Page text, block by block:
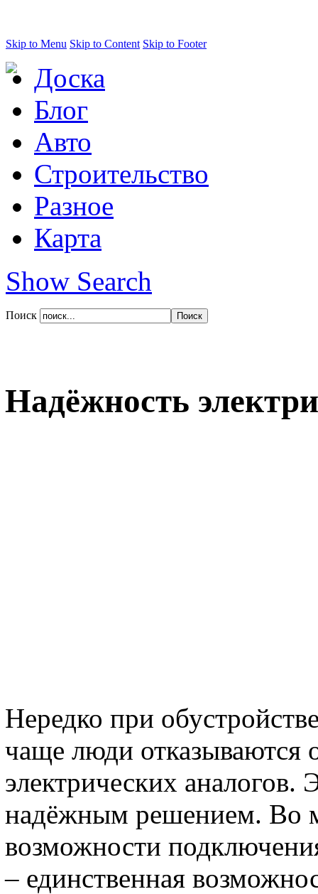
Skip to Menu Skip to Content Skip to Footer
Доска
Блог
Авто
Строительство
Разное
Карта
Show Search
Поиск
Надёжность
Нередко при
чаще люди отказываются
электрических аналогов.
надёжным решением. Во
возможности
– единственная